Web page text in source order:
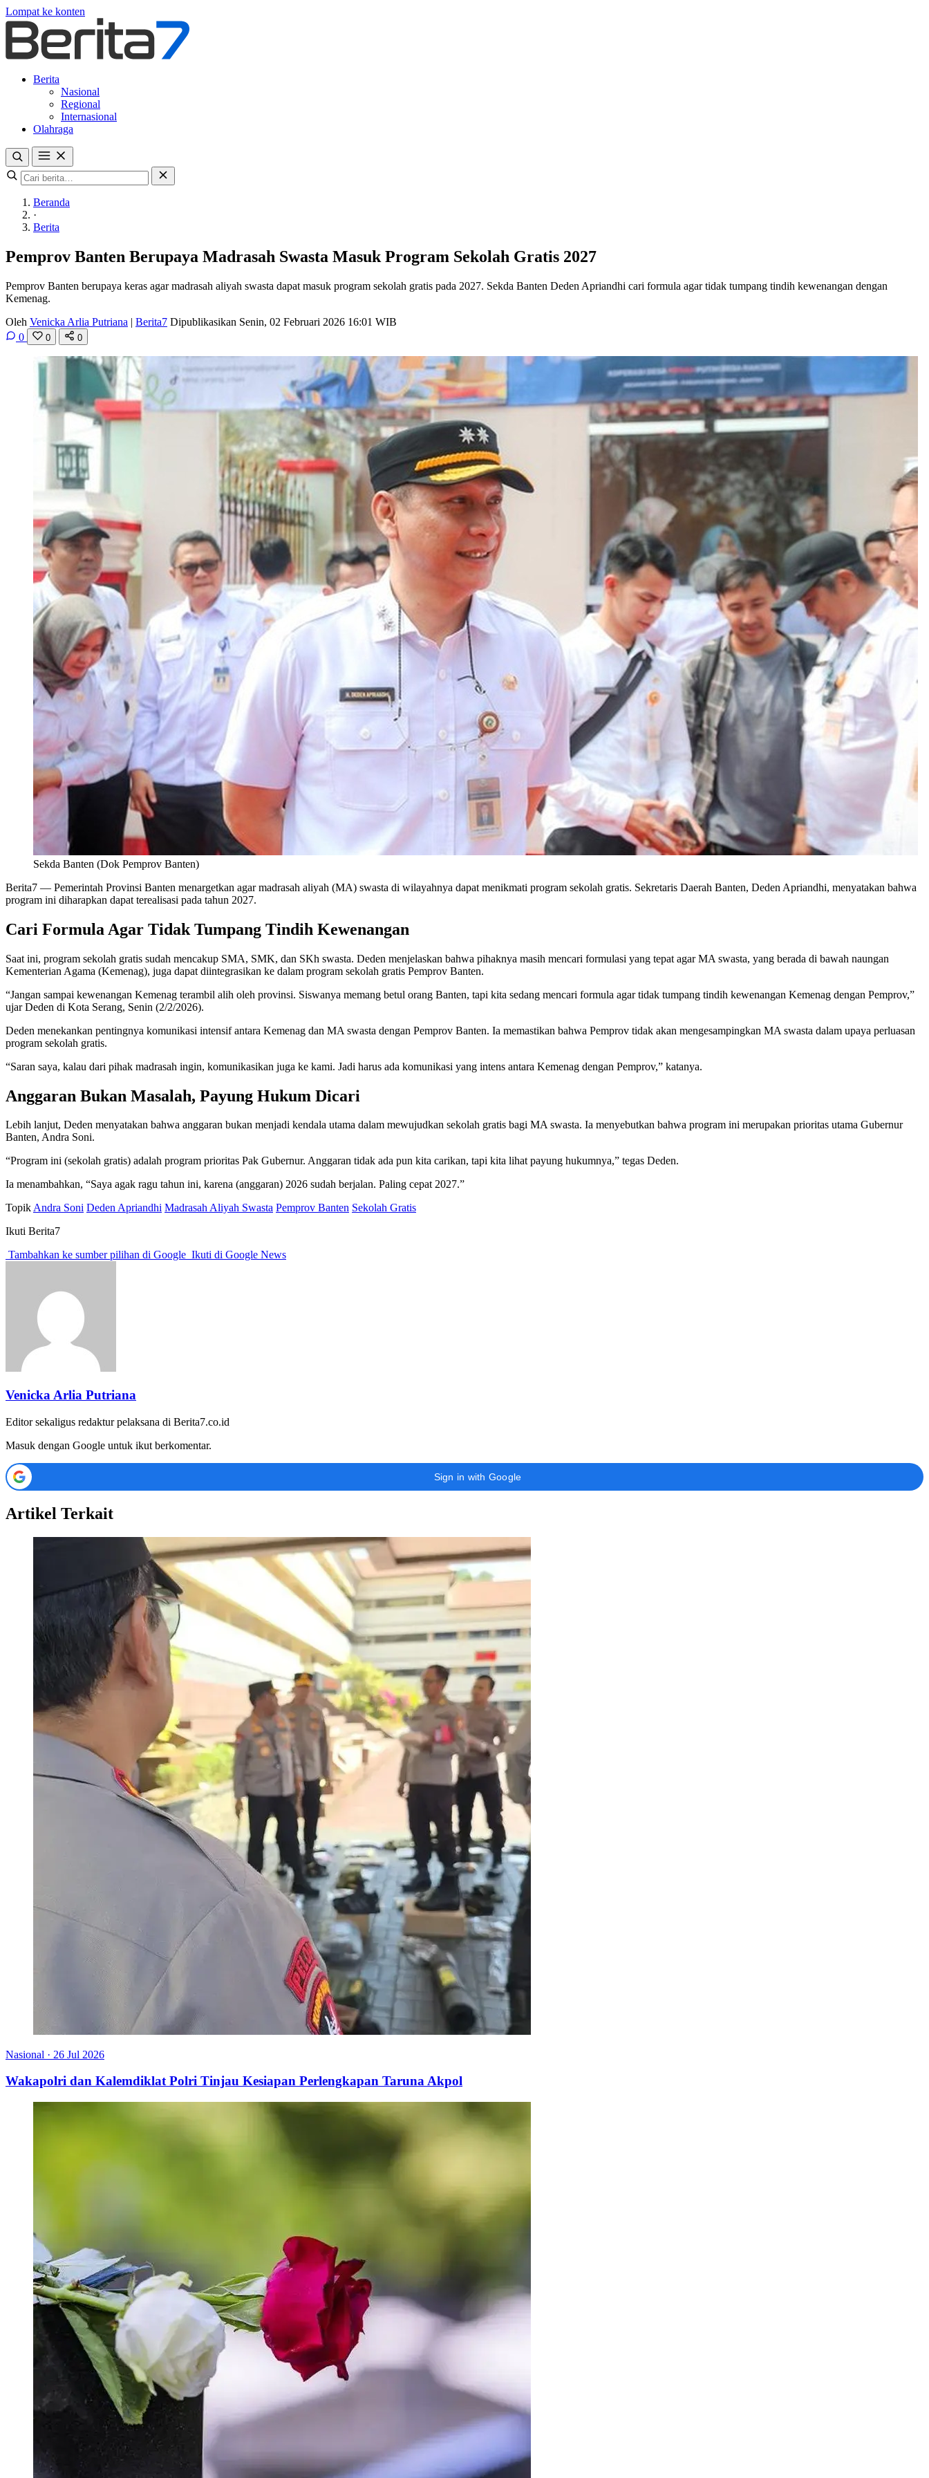
Lompat ke konten
Berita
Nasional
Regional
Internasional
Olahraga
Beranda
·
Berita
Pemprov Banten Berupaya Madrasah Swasta Masuk Program Sekolah Gratis 2027
Pemprov Banten berupaya keras agar madrasah aliyah swasta dapat masuk program sekolah gratis pada 2027. Sekda Banten Deden Apriandhi cari formula agar tidak tumpang tindih kewenangan dengan
Kemenag.
Oleh Venicka Arlia Putriana | Berita7 Dipublikasikan Senin, 02 Februari 2026 16:01 WIB
0
0 0
Sekda Banten (Dok Pemprov Banten)
Berita7 — Pemerintah Provinsi Banten menargetkan agar madrasah aliyah (MA) swasta di wilayahnya dapat menikmati program sekolah gratis. Sekretaris Daerah Banten, Deden Apriandhi, menyatakan bahwa
program ini diharapkan dapat terealisasi pada tahun 2027.
Cari Formula Agar Tidak Tumpang Tindih Kewenangan
Saat ini, program sekolah gratis sudah mencakup SMA, SMK, dan SKh swasta. Deden menjelaskan bahwa pihaknya masih mencari formulasi yang tepat agar MA swasta, yang berada di bawah naungan
Kementerian Agama (Kemenag), juga dapat diintegrasikan ke dalam program sekolah gratis Pemprov Banten.
“Jangan sampai kewenangan Kemenag terambil alih oleh provinsi. Siswanya memang betul orang Banten, tapi kita sedang mencari formula agar tidak tumpang tindih kewenangan Kemenag dengan Pemprov,”
ujar Deden di Kota Serang, Senin (2/2/2026).
Deden menekankan pentingnya komunikasi intensif antara Kemenag dan MA swasta dengan Pemprov Banten. Ia memastikan bahwa Pemprov tidak akan mengesampingkan MA swasta dalam upaya perluasan
program sekolah gratis.
“Saran saya, kalau dari pihak madrasah ingin, komunikasikan juga ke kami. Jadi harus ada komunikasi yang intens antara Kemenag dengan Pemprov,” katanya.
Anggaran Bukan Masalah, Payung Hukum Dicari
Lebih lanjut, Deden menyatakan bahwa anggaran bukan menjadi kendala utama dalam mewujudkan sekolah gratis bagi MA swasta. Ia menyebutkan bahwa program ini merupakan prioritas utama Gubernur
Banten, Andra Soni.
“Program ini (sekolah gratis) adalah program prioritas Pak Gubernur. Anggaran tidak ada pun kita carikan, tapi kita lihat payung hukumnya,” tegas Deden.
Ia menambahkan, “Saya agak ragu tahun ini, karena (anggaran) 2026 sudah berjalan. Paling cepat 2027.”
TopikAndra Soni Deden Apriandhi Madrasah Aliyah Swasta Pemprov Banten Sekolah Gratis
Ikuti Berita7
Tambahkan ke sumber pilihan di Google Ikuti di Google News
Venicka Arlia Putriana
Editor sekaligus redaktur pelaksana di Berita7.co.id
Masuk dengan Google untuk ikut berkomentar.
Sign in with Google
Artikel Terkait
Nasional · 26 Jul 2026
Wakapolri dan Kalemdiklat Polri Tinjau Kesiapan Perlengkapan Taruna Akpol